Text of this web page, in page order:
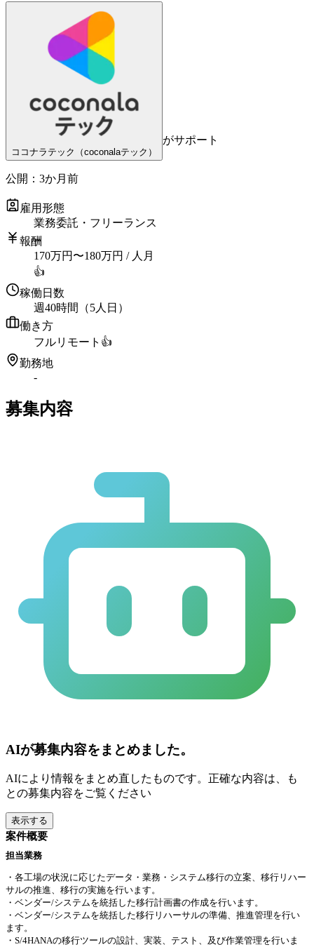
ココナラテック（coconalaテック）
がサポート
公開： 3か月前
雇用形態
業務委託・フリーランス
報酬
170万円 〜180万円 / 人月
👍
稼働日数
週40時間（5人日）
働き方
フルリモート 👍
勤務地
-
募集内容
AIが募集内容をまとめました。
AIにより情報をまとめ直したものです。正確な内容は、も
との募集内容をご覧ください
表示する
案件概要
担当業務
・各工場の状況に応じたデータ・業務・システム移行の立案、移行リハー
サルの推進、移行の実施を行います。
・ベンダー/システムを統括した移行計画書の作成を行います。
・ベンダー/システムを統括した移行リハーサルの準備、推進管理を行い
ます。
・S/4HANAの移行ツールの設計、実装、テスト、及び作業管理を行いま